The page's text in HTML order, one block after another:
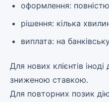
оформлення:
рішення: кілька
виплата: на
Для нових клієнтів іноді
зниженою ставкою.
Для повторних позик